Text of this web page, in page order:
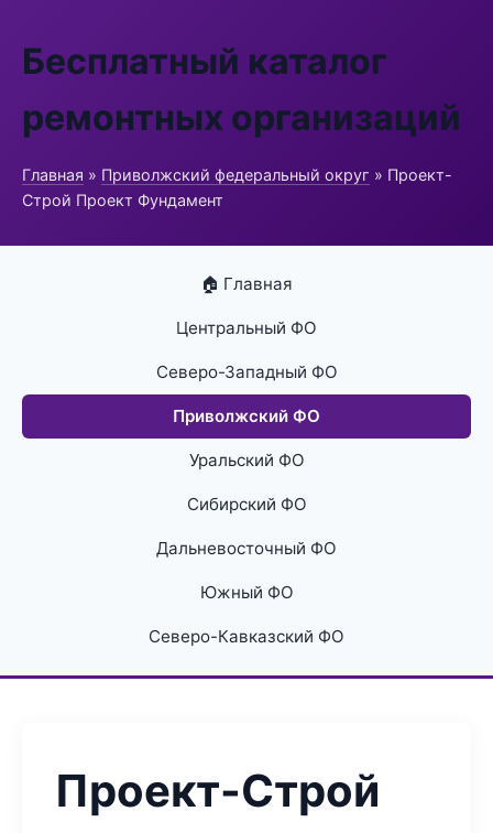
Бесплатный каталог
ремонтных организаций
Главная » Приволжский федеральный округ » Проект-
Строй Проект Фундамент
🏠 Главная
Центральный ФО
Северо-Западный ФО
Приволжский ФО
Уральский ФО
Сибирский ФО
Дальневосточный ФО
Южный ФО
Северо-Кавказский ФО
Проект-Строй